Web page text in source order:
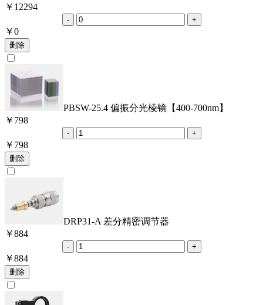
￥ 12294
￥0
PBSW-25.4 偏振分光棱镜【400-700nm】
￥ 798
￥ 798
DRP31-A 差分精密调节器
￥884
￥884